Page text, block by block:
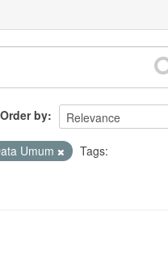
Order by
Umum
Tags: